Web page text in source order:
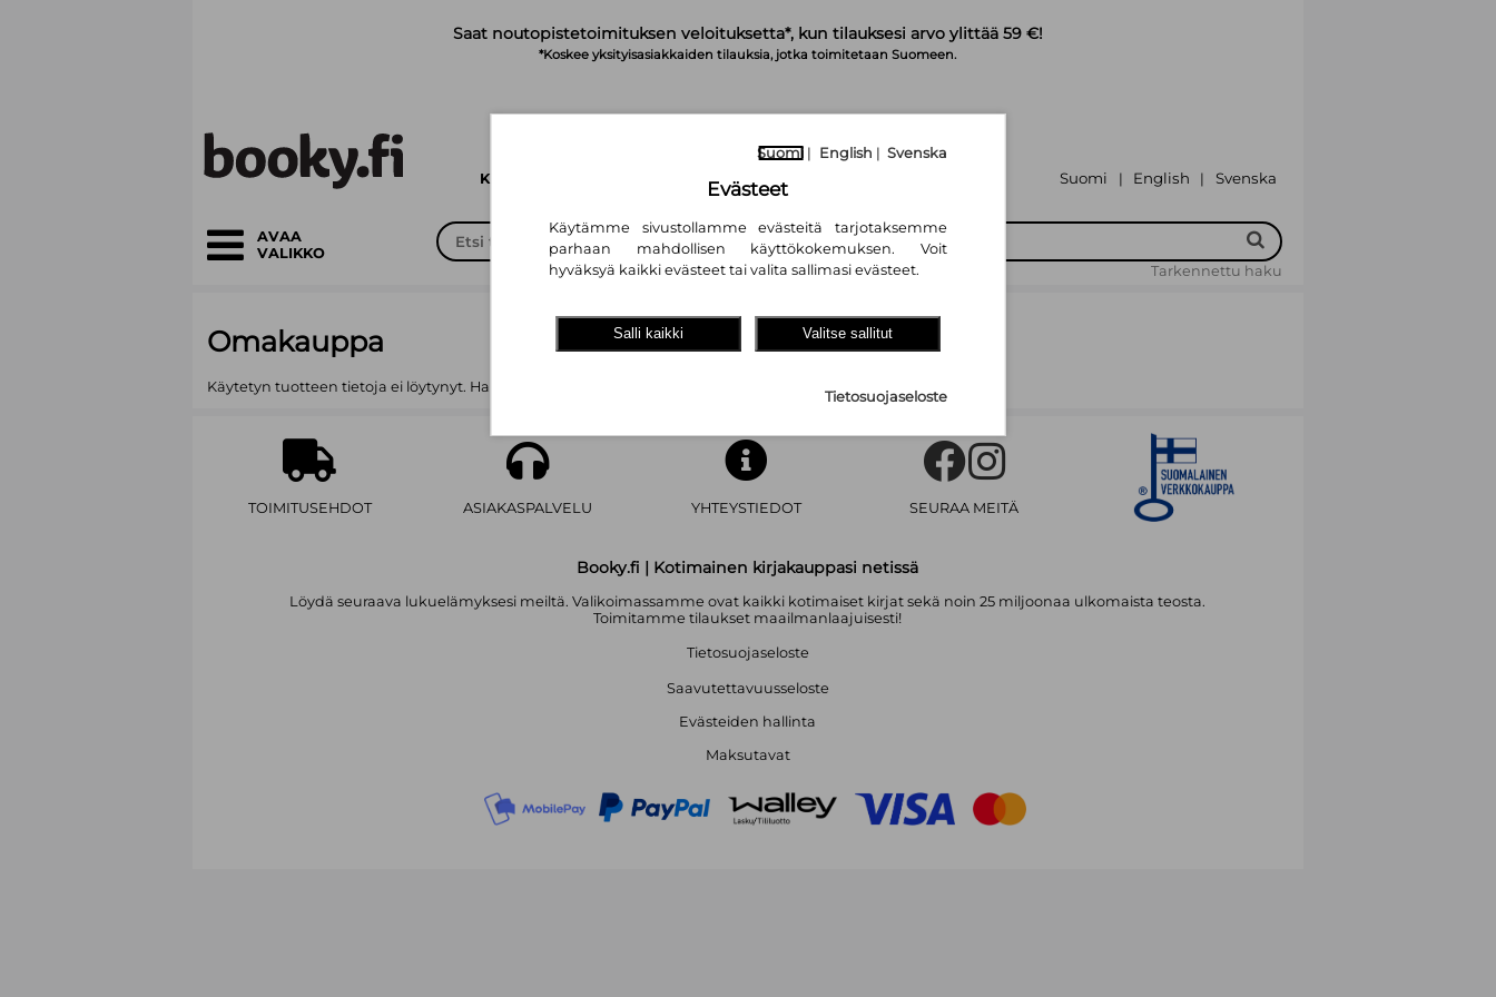
Saat noutopistetoimituksen veloituksetta*, kun tilauksesi arvo ylittää 59 €!
*Koskee yksityisasiakkaiden tilauksia, jotka toimitetaan Suomeen.
KIRJAUDU OSTOSKORI Suomi | English | Svenska
AVAA
VALIKKO
Tarkennettu haku
Omakauppa
Käytetyn tuotteen tietoja ei löytynyt. Hakemaasi käytettyä tuotetta ei ole olemassa tai se on jo myyty.
TOIMITUSEHDOT ASIAKASPALVELU YHTEYSTIEDOT SEURAA MEITÄ
Booky.fi | Kotimainen kirjakauppasi netissä
Löydä seuraava lukuelämyksesi meiltä. Valikoimassamme ovat kaikki kotimaiset kirjat sekä noin 25 miljoonaa ulkomaista teosta.
Toimitamme tilaukset maailmanlaajuisesti!
Tietosuojaseloste
Saavutettavuusseloste
Evästeiden hallinta
Maksutavat
Suomi | English | Svenska
Evästeet
Käytämme sivustollamme evästeitä tarjotaksemme
parhaan mahdollisen käyttökokemuksen. Voit
hyväksyä kaikki evästeet tai valita sallimasi evästeet.
Salli kaikki Valitse sallitut
Tietosuojaseloste